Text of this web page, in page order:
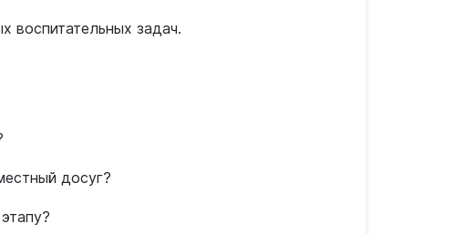
воспитательных задач.
досуг?